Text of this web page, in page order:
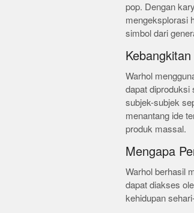
pop. Dengan
mengeksplorasi
simbol dari
Warhol
dapat diproduksi
subjek-subjek
menantang ide
produk massal.
Mengapa
Warhol berhasil
dapat diakses
kehidupan